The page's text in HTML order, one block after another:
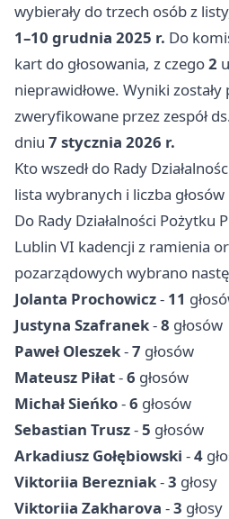
wybierały do trzech osób z
1–10 grudnia 2025 r. Do
kart do głosowania, z czego2
nieprawidłowe. Wyniki zostały
zweryfikowane przez zespół
dniu 7 stycznia 2026 r.
Kto wszedł do Rady
lista wybranych i liczba głosów
Do Rady Działalności Pożytku
Lublin VI kadencji z ramienia
pozarządowych wybrano
Jolanta Prochowicz- 11
Justyna Szafranek-8 głosów
Paweł Oleszek-7 głosów
Mateusz Piłat-6 głosów
Michał Sieńko-6 głosów
Sebastian Trusz-5 głosów
Arkadiusz Gołębiowski -4
Viktoriia Berezniak-3 głosy
Viktoriia Zakharova -3 głosy